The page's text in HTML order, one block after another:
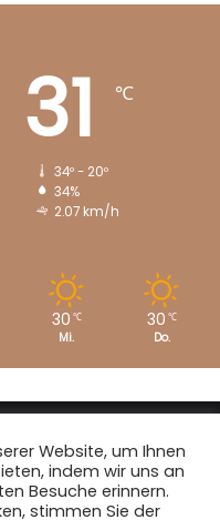
31 ℃
34º - 20º
34%
2.07 km/h
30 ℃
Mi.
30 ℃
Do.
| Alle Rechte vorbehalten.
|Impressum
Website, um Ihnen
indem wir uns an
Besuche erinnern.
stimmen Sie der